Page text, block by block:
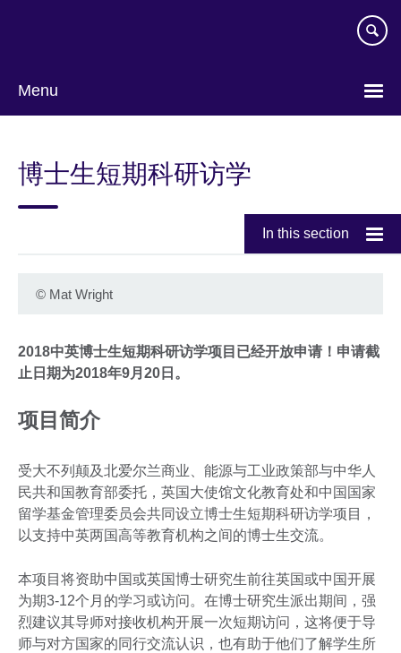
Menu
language
博士生短期科研访学
In this section
© Mat Wright
2018中英博士生短期科研访学项目已经开放申请！申请截
止日期为2018年9月20日。
项目简介
受大不列颠及北爱尔兰商业、能源与工业政策部与中华人
民共和国教育部委托，英国大使馆文化教育处和中国国家
留学基金管理委员会共同设立博士生短期科研访学项目，
以支持中英两国高等教育机构之间的博士生交流。
本项目将资助中国或英国博士研究生前往英国或中国开展
为期3-12个月的学习或访问。在博士研究生派出期间，强
烈建议其导师对接收机构开展一次短期访问，这将便于导
师与对方国家的同行交流认识，也有助于他们了解学生所